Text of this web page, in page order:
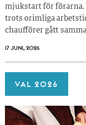
mjukstart för förarna.
trots orimliga
chaufförer gått
17 JUNI, 2026
VAL 2026